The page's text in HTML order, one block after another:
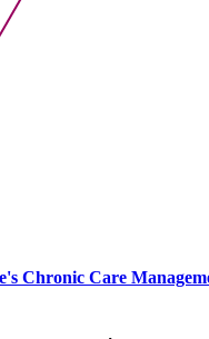
Chronic Care